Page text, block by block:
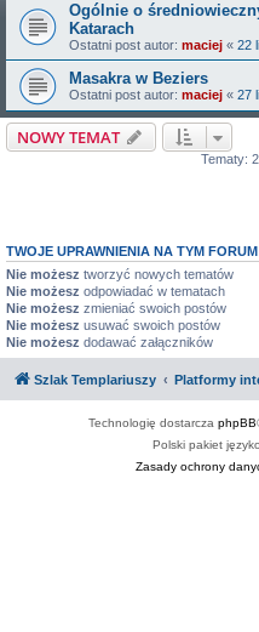
Ogólnie o
Katarach
Ostatni post autor: maciej « 22
Masakra w Beziers
Ostatni post autor: maciej « 27
NOWY TEMAT
Tematy:
TWOJE UPRAWNIENIA NA TYM FORUM
Nie możesz tworzyć nowych tematów
Nie możesz odpowiadać w tematach
Nie możesz zmieniać swoich postów
Nie możesz usuwać swoich postów
Nie możesz dodawać załączników
Szlak Templariuszy Platformy
Technologię dostarcza phpBB
Polski pakiet
Zasady ochrony